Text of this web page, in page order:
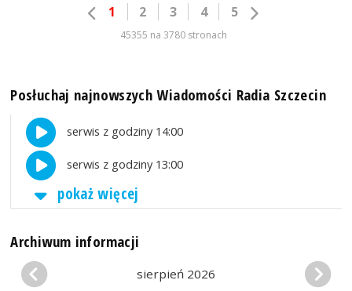
1 2 3 4 5
45355 na 3780 stronach
Posłuchaj najnowszych Wiadomości Radia Szczecin
serwis z godziny 14:00
serwis z godziny 13:00
pokaż więcej
Archiwum informacji
sierpień 2026